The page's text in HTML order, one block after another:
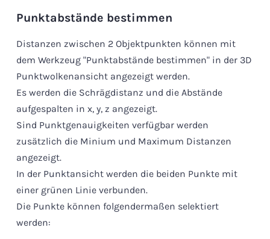
Punktabstände bestimmen
Distanzen zwischen 2 Objektpunkten können mit
dem Werkzeug "Punktabstände bestimmen" in der 3D
Punktwolkenansicht angezeigt werden.
Es werden die Schrägdistanz und die Abstände
aufgespalten in x, y, z angezeigt.
Sind Punktgenauigkeiten verfügbar werden
zusätzlich die Minium und Maximum Distanzen
angezeigt.
In der Punktansicht werden die beiden Punkte mit
einer grünen Linie verbunden.
Die Punkte können folgendermaßen selektiert
werden: